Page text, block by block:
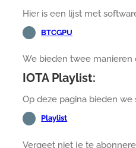
Hier is een lijst met
BTCGPU
We bieden twee
IOTA Playlist:
Op deze pagina bieden
Playlist
Vergeet niet je te